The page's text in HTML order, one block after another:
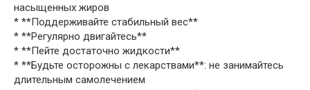
насыщенных жиров
* **Поддерживайте стабильный вес**
* **Регулярно двигайтесь**
* **Пейте достаточно жидкости**
* **Будьте осторожны с лекарствами**: не занимайтесь
длительным самолечением